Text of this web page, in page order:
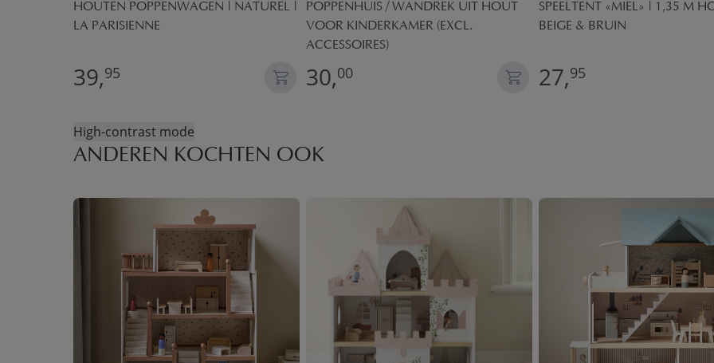
HOUTEN POPPENWAGEN | NATUREL |
LA PARISIENNE
39,95
POPPENHUIS / WANDREK UIT HOUT
VOOR KINDERKAMER (EXCL.
ACCESSOIRES)
30,00
SPEELTENT «MIEL» | 1,35 M
BEIGE & BRUIN
27,95
High-contrast mode
ANDEREN KOCHTEN OOK